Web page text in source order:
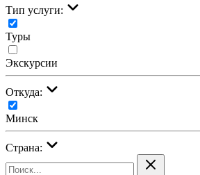
Тип услуги:
Туры
Экскурсии
Откуда:
Минск
Страна: